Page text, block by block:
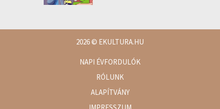
2026© EKULTURA.HU
NAPI ÉVFORDULÓK
RÓLUNK
ALAPÍTVÁNY
IMPRESSZUM